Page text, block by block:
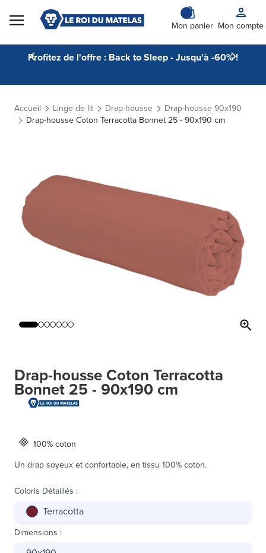
Skip to Content
Mon panier Mon compte
Profitez de l'offre : Back to Sleep - Jusqu'à -60% !
Accueil Linge de lit Drap-housse
Drap-housse 90x190
Drap-housse Coton Terracotta Bonnet 25 - 90x190 cm
Drap-housse Coton Terracotta
Bonnet 25 - 90x190 cm
100% coton
Un drap soyeux et confortable, en tissu 100% coton.
Coloris Détaillés :
Terracotta
Dimensions :